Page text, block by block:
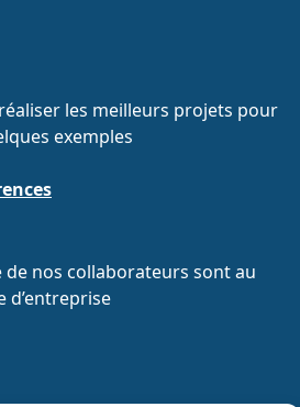
les meilleurs projets pour
exemples
de nos collaborateurs sont au